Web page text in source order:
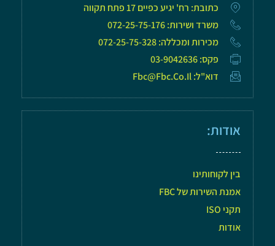
כתובת: רח' יגיע כפיים 17 פתח תקווה
משרד ושירות: 072-25-75-176
מכירות ומכללה: 072-25-75-328
פקס: 03-9042636
דוא"ל: Fbc@fbc.co.il
אודות:
בין לקוחותינו
אמנת השירות של FBC
תקני ISO
אודות